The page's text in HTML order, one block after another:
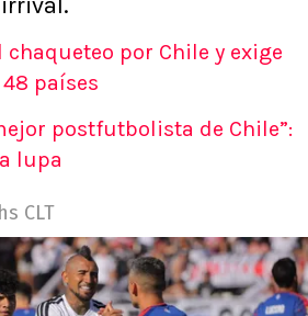
por Chile y exige
países
postfutbolista de Chile”:
lupa
CLT